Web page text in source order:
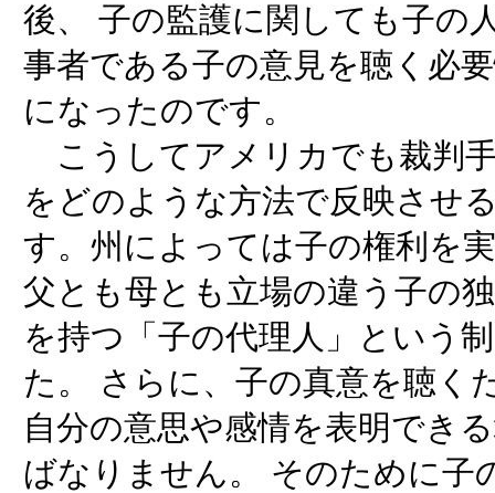
後、 子の監護に関しても子の
事者である子の意見を聴く必
になったのです。
こうしてアメリカでも裁判
をどのような方法で反映させ
す。州によっては子の権利を
父とも母とも立場の違う子の
を持つ「子の代理人」という
た。 さらに、子の真意を聴く
自分の意思や感情を表明でき
ばなりません。 そのために子